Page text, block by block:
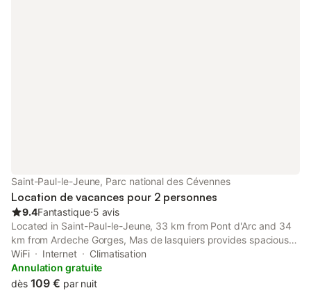
Saint-Paul-le-Jeune, Parc national des Cévennes
Location de vacances pour 2 personnes
9.4Fantastique⋅5 avis
Located in Saint-Paul-le-Jeune, 33 km from Pont d'Arc and 34
km from Ardeche Gorges, Mas de lasquiers provides spacious
air-conditioned accommodation with a terrace and free WiFi.
WiFi Internet
Climatisation
Annulation gratuite
dès 109 € par nuit